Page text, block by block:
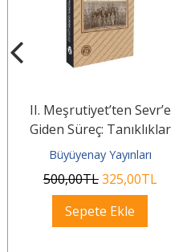
II. Meşrutiyet’ten Sevr’e
Giden Süreç: Tanıklıklar
(1908–1920)
Büyüyenay Yayınları
500,00TL325,00TL
Sepete Ekle